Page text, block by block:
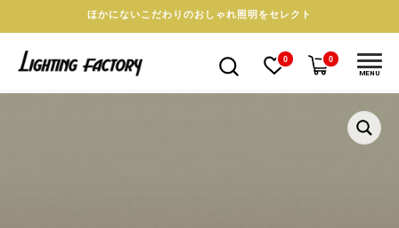
ほかにないこだわりのおしゃれ照明をセレクト
0 0
MENU